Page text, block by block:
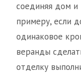
соединяя дом
примеру, если
одинаковое
веранды
отделку